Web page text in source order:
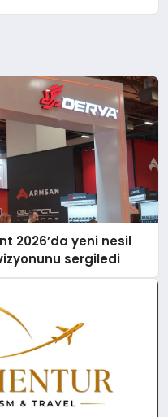
2026’da yeni nesil
sergiledi